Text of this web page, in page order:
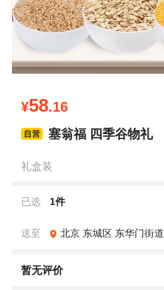
¥58.16
塞翁福 四季谷物礼
礼盒装
已选 1件
送至 北京 东城区 东华门街道
暂无评价